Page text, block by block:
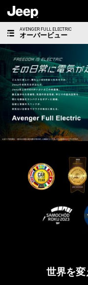
AVENGER FULL ELECTRIC
オーバービュー
世界を変